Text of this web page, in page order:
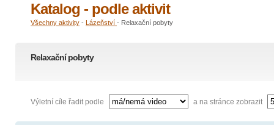
Katalog - podle aktivit
Všechny aktivity - Lázeňství - Relaxační pobyty
Relaxační pobyty
Výletní cíle řadit podle a na stránce zobrazit